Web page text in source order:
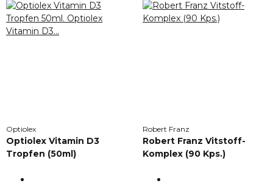
Optiolex
Optiolex Vitamin D3
Tropfen (50ml)
Robert Franz
Robert Franz Vitstoff-
Komplex (90 Kps.)